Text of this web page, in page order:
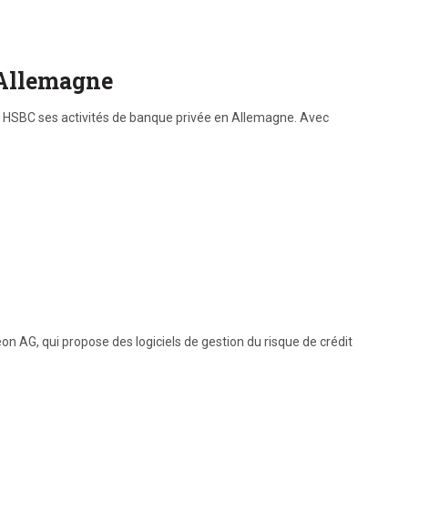
ses activités de banque privée en Allemagne. Avec
AG, qui propose des logiciels de gestion du risque de crédit